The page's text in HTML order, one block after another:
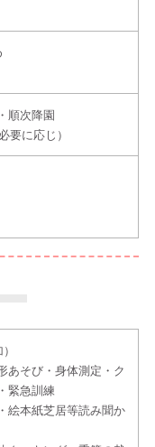
つみ保育園』でお気
伝えください〉
ださい
順次降園
要に応じ）
そび・身体測定・ク
緊急訓練
絵本紙芝居等読み聞か